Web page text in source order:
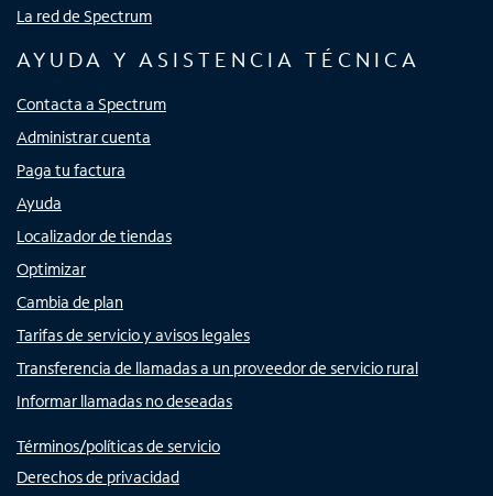
La red de Spectrum
AYUDA Y ASISTENCIA TÉCNICA
Contacta a Spectrum
Administrar cuenta
Paga tu factura
Ayuda
Localizador de tiendas
Optimizar
Cambia de plan
Tarifas de servicio y avisos legales
Transferencia de llamadas a un proveedor de servicio rural
Informar llamadas no deseadas
Términos/políticas de servicio
Derechos de privacidad